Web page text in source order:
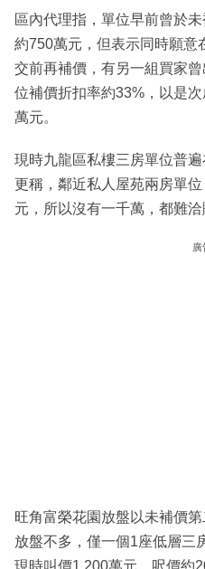
區內代理指，單位早前曾於
約750萬元，但表示同時願意
交前再補價，有另一組買家
位補價折扣率約33%，以是
萬元。
現時九龍區私樓三房單位普
更稱，鄰近私人屋苑兩房單
元，所以沒有一千萬，都難洽
廣
旺角富榮花園放盤以未補價
放盤不多，僅一個1座低層三
現時叫價1,200萬元，呎價約